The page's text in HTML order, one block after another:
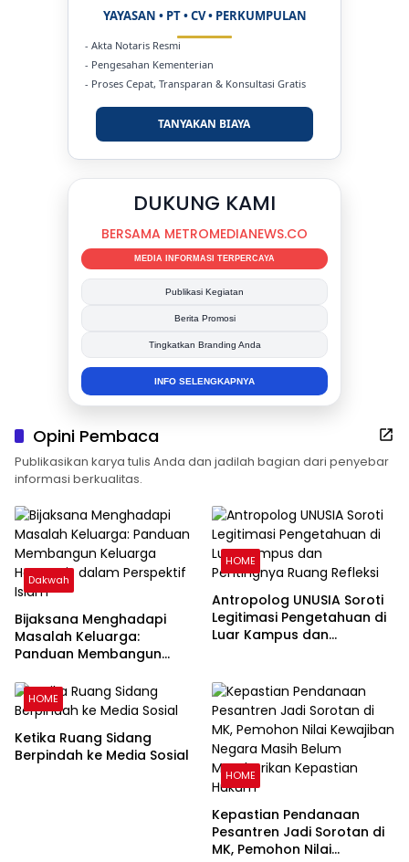
YAYASAN • PT • CV • PERKUMPULAN
- Akta Notaris Resmi
- Pengesahan Kementerian
- Proses Cepat, Transparan & Konsultasi Gratis
TANYAKAN BIAYA
DUKUNG KAMI
BERSAMA METROMEDIANEWS.CO
MEDIA INFORMASI TERPERCAYA
Publikasi Kegiatan
Berita Promosi
Tingkatkan Branding Anda
INFO SELENGKAPNYA
Opini Pembaca
Publikasikan karya tulis Anda dan jadilah bagian dari penyebar
informasi berkualitas.
Dakwah
Bijaksana Menghadapi
Masalah Keluarga:
Panduan Membangun
Perspektif Islam
HOME
Antropolog UNUSIA Soroti
Legitimasi Pengetahuan di
Luar Kampus dan
HOME
Ketika Ruang Sidang
Berpindah ke Media Sosial
HOME
Kepastian Pendanaan
Pesantren Jadi Sorotan di
MK, Pemohon Nilai